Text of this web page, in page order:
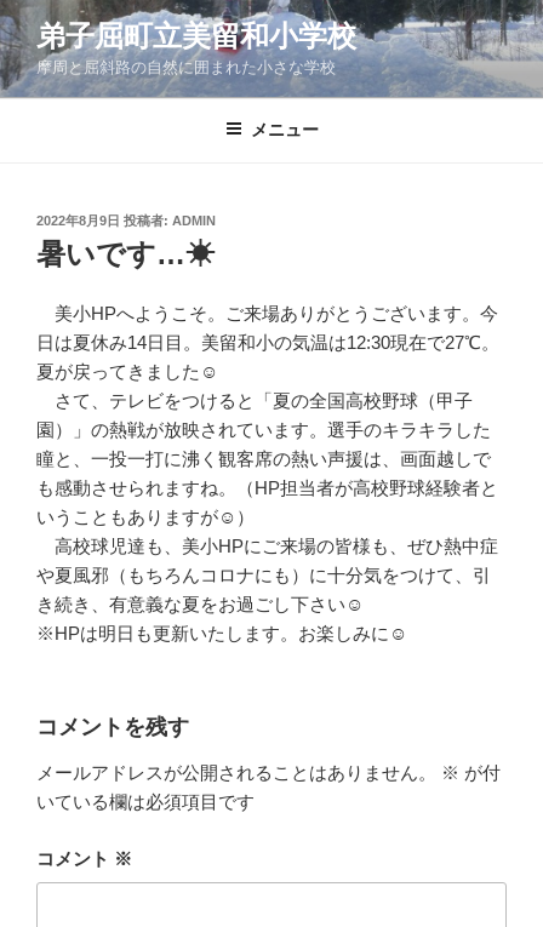
コ
ン
テ
ン
弟子屈町立美留和小学校
摩周と屈斜路の自然に囲まれた小さな学校
メニュー
投
稿
日:
2022年8月9日 投稿者: ADMIN
暑いです…☀
美小HPへようこそ。ご来場ありがとうございます。今
日は夏休み14日目。美留和小の気温は12:30現在で27℃。
夏が戻ってきました☺
さて、テレビをつけると「夏の全国高校野球（甲子
園）」の熱戦が放映されています。選手のキラキラした
瞳と、一投一打に沸く観客席の熱い声援は、画面越しで
も感動させられますね。（HP担当者が高校野球経験者と
いうこともありますが☺）
高校球児達も、美小HPにご来場の皆様も、ぜひ熱中症
や夏風邪（もちろんコロナにも）に十分気をつけて、引
き続き、有意義な夏をお過ごし下さい☺
※HPは明日も更新いたします。お楽しみに☺
コメントを残す
メールアドレスが公開されることはありません。 ※ が付
いている欄は必須項目です
コメント ※